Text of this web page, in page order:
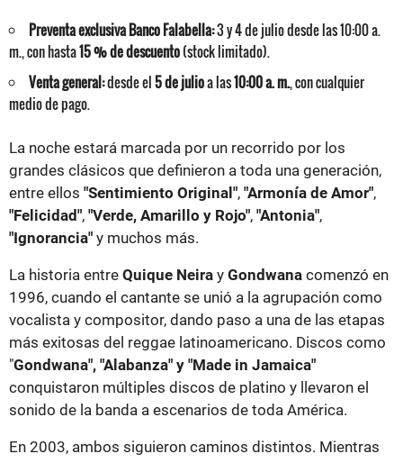
Preventa exclusiva Banco Falabella:3 y 4 de julio desde las 10:00 a.
m., con hasta15 % de descuento(stock limitado).
Venta general:desde el5 de julioa las10:00 a. m., con cualquier
medio de pago.
La noche estará marcada por un recorrido por los
grandes clásicos que definieron a toda una generación,
entre ellos "Sentimiento Original", "Armonía de Amor",
"Felicidad", "Verde, Amarillo y Rojo", "Antonia",
"Ignorancia" y muchos más.
La historia entre Quique Neira y Gondwana comenzó en
1996, cuando el cantante se unió a la agrupación como
vocalista y compositor, dando paso a una de las etapas
más exitosas del reggae latinoamericano. Discos como
"Gondwana", "Alabanza" y "Made in Jamaica"
conquistaron múltiples discos de platino y llevaron el
sonido de la banda a escenarios de toda América.
En 2003, ambos siguieron caminos distintos. Mientras